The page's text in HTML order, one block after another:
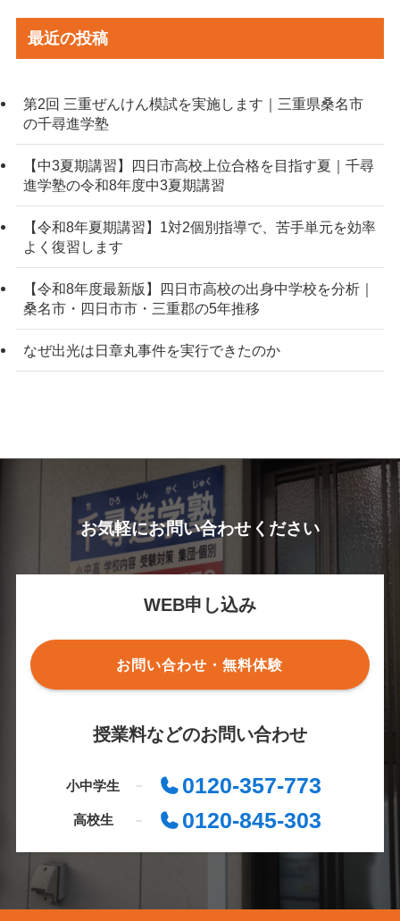
最近の投稿
第2回 三重ぜんけん模試を実施します｜三重県桑名市
の千尋進学塾
【中3夏期講習】四日市高校上位合格を目指す夏｜千尋
進学塾の令和8年度中3夏期講習
【令和8年夏期講習】1対2個別指導で、苦手単元を効率
よく復習します
【令和8年度最新版】四日市高校の出身中学校を分析｜
桑名市・四日市市・三重郡の5年推移
なぜ出光は日章丸事件を実行できたのか
お気軽にお問い合わせください
WEB申し込み
お問い合わせ・無料体験
授業料などのお問い合わせ
小中学生 0120-357-773
高校生 0120-845-303